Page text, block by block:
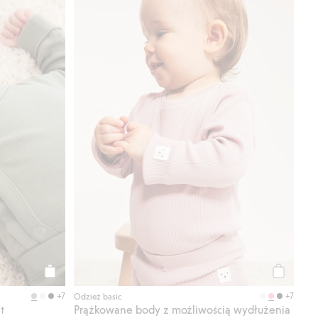
Kup
+7 Odzież basic +7
Prążkowane body z możliwością wydłużenia